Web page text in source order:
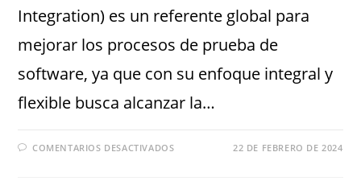
Integration) es un referente global para
mejorar los procesos de prueba de
software, ya que con su enfoque integral y
flexible busca alcanzar la…
COMENTARIOS DESACTIVADOS 22 DE FEBRERO DE 2024